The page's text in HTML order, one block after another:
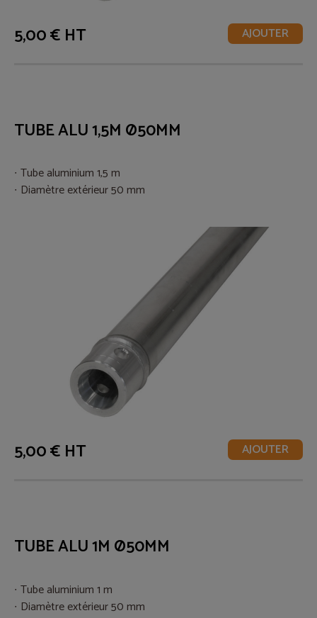
5,00 € HT AJOUTER
TUBE ALU 1,5M Ø50MM
Tube aluminium 1,5 m
Diamètre extérieur 50 mm
5,00 € HT AJOUTER
TUBE ALU 1M Ø50MM
Tube aluminium 1 m
Diamètre extérieur 50 mm